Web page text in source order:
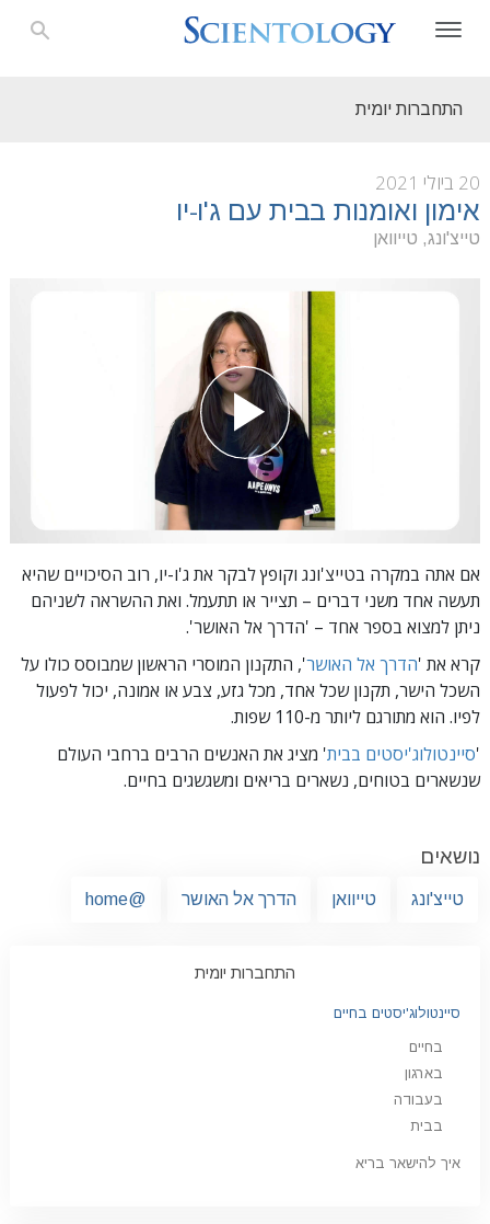
התחברות יומית
20 ביולי 2021
אימון ואומנות בבית עם ג'ו-יו
טייצ'ונג, טייוואן
אם אתה במקרה בטייצ'ונג וקופץ לבקר את ג'ו-יו, רוב הסיכויים שהיא
תעשה אחד משני דברים – תצייר או תתעמל. ואת ההשראה לשניהם
ניתן למצוא בספר אחד – 'הדרך אל האושר'.
קרא את 'הדרך אל האושר', התקנון המוסרי הראשון שמבוסס כולו על
השכל הישר, תקנון שכל אחד, מכל גזע, צבע או אמונה, יכול לפעול
לפיו. הוא מתורגם ליותר מ-110 שפות.
'סיינטולוג'יסטים בבית' מציג את האנשים הרבים ברחבי העולם
שנשארים בטוחים, נשארים בריאים ומשגשגים בחיים.
נושאים
טייצ'ונג טייוואן הדרך אל האושר @home
התחברות יומית
סיינטולוג'יסטים בחיים
בחיים
בארגון
בעבודה
בבית
איך להישאר בריא